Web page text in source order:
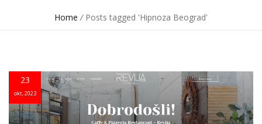
Home /Posts tagged 'Hipnoza Beograd'
23
okt, 2023